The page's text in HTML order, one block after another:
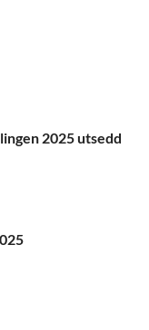
2025 utsedd